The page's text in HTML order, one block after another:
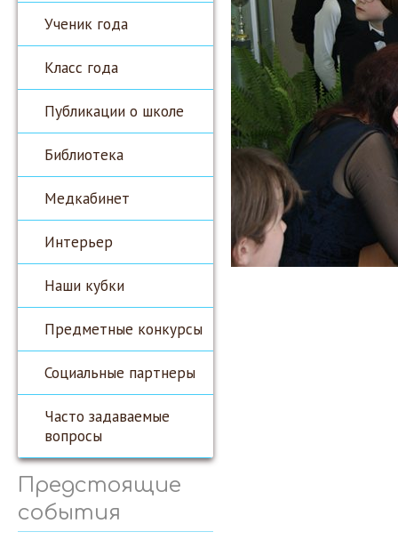
Ученик года
Класс года
Публикации о школе
Библиотека
Медкабинет
Интерьер
Наши кубки
Предметные конкурсы
Социальные партнеры
Часто задаваемые
вопросы
Предстоящие
события